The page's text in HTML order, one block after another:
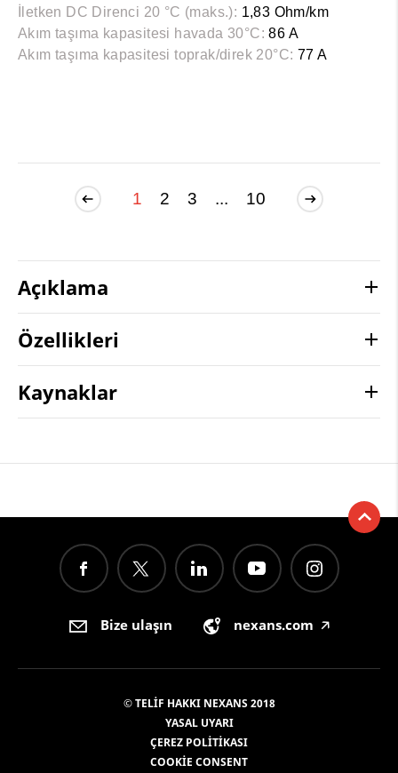
İletken DC Direnci 20 °C (maks.): 1,83 Ohm/km
Akım taşıma kapasitesi havada 30°C: 86 A
Akım taşıma kapasitesi toprak/direk 20°C: 77 A
1 2 3 ... 10
Açıklama
Özellikleri
Kaynaklar
Bize ulaşın nexans.com 🡥
© TELIF HAKKI NEXANS 2018
YASAL UYARI
ÇEREZ POLITIKASI
COOKIE CONSENT